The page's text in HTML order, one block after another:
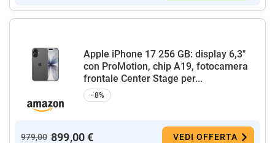
Apple iPhone 17 256 GB: display 6,3"
con ProMotion, chip A19, fotocamera
frontale Center Stage per...
−8%
979,00 899,00 € VEDI OFFERTA